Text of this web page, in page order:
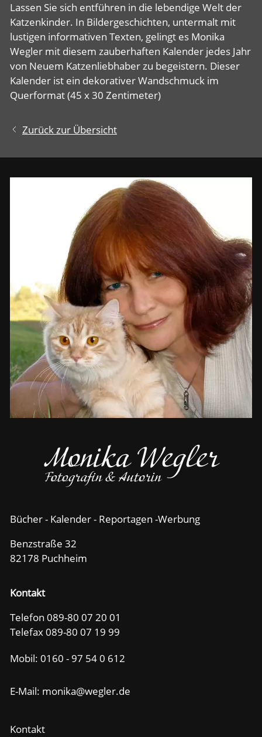
Lassen Sie sich entführen in die lebendige Welt der
Katzenkinder. In Bildergeschichten, untermalt mit
lustigen informativen Texten, gelingt es Monika
Wegler mit diesem zauberhaften Kalender jedes Jahr
von Neuem Katzenliebhaber zu begeistern. Dieser
Kalender ist ein dekorativer Wandschmuck im
Querformat (45 x 30 Zentimeter)
Zurück zur Übersicht
Bücher - Kalender - Reportagen -Werbung
Benzstraße 32
82178 Puchheim
Kontakt
Telefon 089-80 07 20 01
Telefax 089-80 07 19 99
Mobil: 0160 - 97 54 0 612
E-Mail: m n k w gl r d
Kontakt